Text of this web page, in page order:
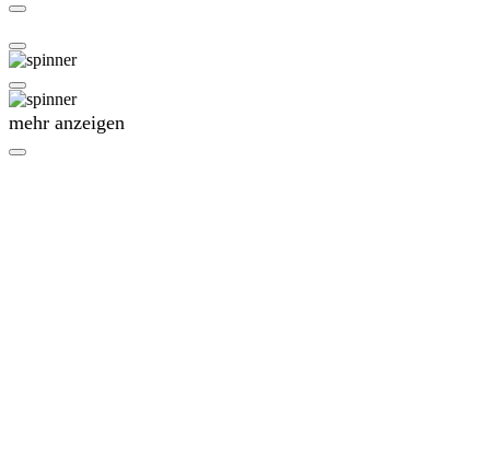
mehr anzeigen